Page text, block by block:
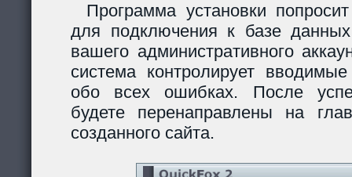
Программа установки
для подключения к базе
вашего административного
система контролирует
обо всех ошибках. После
будете перенаправлены на
созданного сайта.